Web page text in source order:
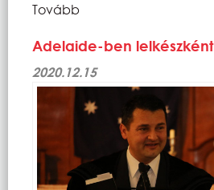
Tovább
Adelaide-ben lelkészként
2020.12.15